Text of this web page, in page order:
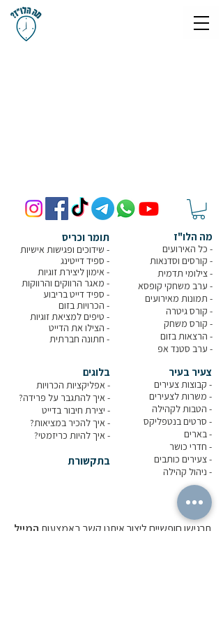
תומר וכריס
- שידוכים ופגישות אישיות
- ספיד דייטינג
- אימון ליצירת זוגיות
- מאגר הרווקים והרווקות
- ספיד דייט בריבוע
- הכרויות בזום
- טיפים למציאת זוגיות
- הצילו את הדייט
- חתונה חברתית
מה הלו"ז
- כל האירועים
- קורסים וסדנאות
-צילומי תדמית
- ערב משחקי קופסא
- תמונות מאירועים
- קורס גיטרה
- קורס משחק
- הרצאות בזום
- ערב סטנד אפ
בלוגים
- אפליקציות הכרויות
- איך להתגבר על פרידה?
- יצירת חיבור בדייט
- איך להכיר במציאות?
- איך להיות כריזמטי?
בתקשורת
צעיר בעיר
- קבוצות צעירים
- משרות לצעירים
- הטבות לקהילה
- סרטים בנטפליקס
- בארים
- חדרי כושר
-צעירים כותבים
- ניהול קהילה
תרגישו חופשיים ליצור איתנו קשר באמצעות המייל